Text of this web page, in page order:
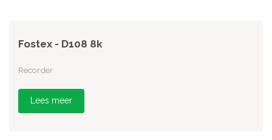
Fostex - D108 8k
Recorder
Lees meer